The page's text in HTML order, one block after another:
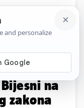
Komentari
ulice
na
zakona